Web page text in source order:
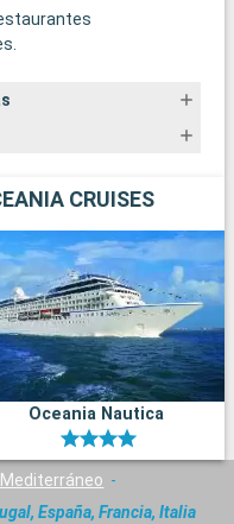
CRUISES
Oceania Nautica
España, Francia, Italia